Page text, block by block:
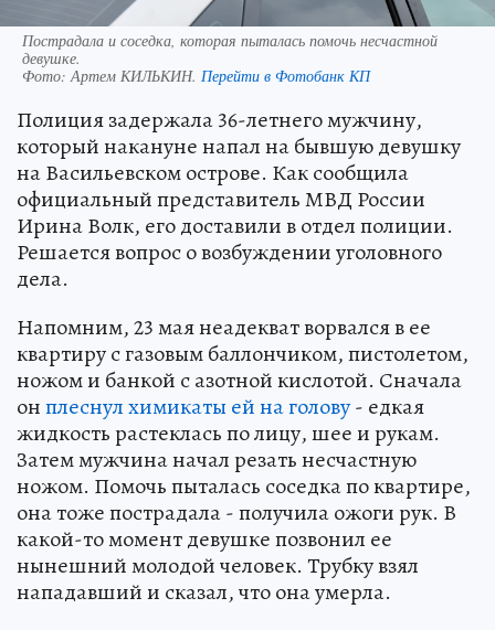
Пострадала и соседка, которая пыталась помочь несчастной
девушке.
Фото:Артем КИЛЬКИН. Перейти в Фотобанк КП
Полиция задержала 36-летнего мужчину,
который накануне напал на бывшую девушку
на Васильевском острове. Как сообщила
официальный представитель МВД России
Ирина Волк, его доставили в отдел полиции.
Решается вопрос о возбуждении уголовного
дела.
Напомним, 23 мая неадекват ворвался в ее
квартиру с газовым баллончиком, пистолетом,
ножом и банкой с азотной кислотой. Сначала
онплеснул химикаты ей на голову- едкая
жидкость растеклась по лицу, шее и рукам.
Затем мужчина начал резать несчастную
ножом. Помочь пыталась соседка по квартире,
она тоже пострадала - получила ожоги рук. В
какой-то момент девушке позвонил ее
нынешний молодой человек. Трубку взял
нападавший и сказал, что она умерла.